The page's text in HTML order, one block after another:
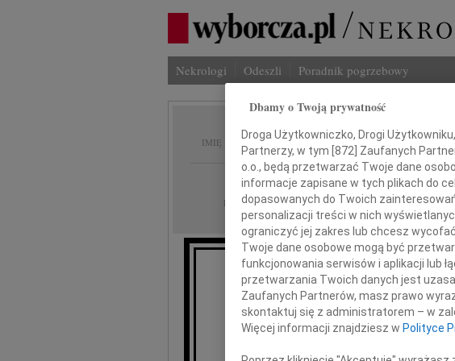
Nekrologi Odeszli Poradnik pogrzebowy
IMIĘ I NAZWISKO: Barbara
REGION: Łódź
DATA EMISJI: 18.01.2014
Wszystkim tym, którzy wsparli nas
kondolencje oraz uczestniczyli w
i pożegnali naszą
Dbamy o Twoją prywatność
Droga Użytkowniczko, Drogi
Partnerzy, w tym [872] Zaufanych
o.o., będą przetwarzać Twoje dane
informacje zapisane w tych plikach do
dopasowanych do Twoich
personalizacji treści w nich
ograniczyć jej zakres lub chcesz
Twoje dane osobowe mogą być
funkcjonowania serwisów i aplikacji lub
przetwarzania Twoich danych jest
Zaufanych Partnerów, masz prawo
skontaktuj się z administratorem – w
Więcej informacji znajdziesz w Polityce